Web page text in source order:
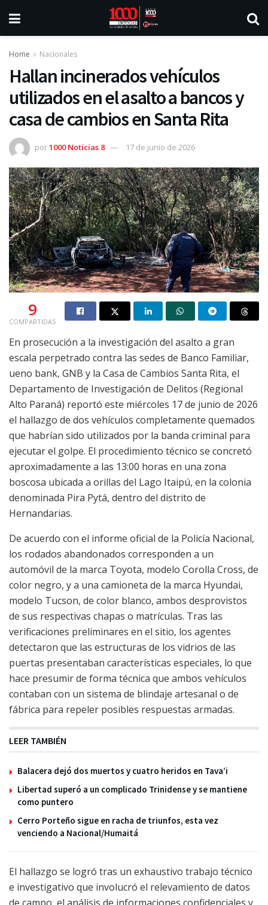
Home Nacionales
Hallan incinerados vehículos
utilizados en el asalto a bancos y
casa de cambios en Santa Rita
por1000 Noticias 8 17 de junio de 2026
9
COMPARTIDAS
En prosecución a la investigación del asalto a gran
escala perpetrado contra las sedes de Banco Familiar,
ueno bank, GNB y la Casa de Cambios Santa Rita, el
Departamento de Investigación de Delitos (Regional
Alto Paraná) reportó este miércoles 17 de junio de 2026
el hallazgo de dos vehículos completamente quemados
que habrían sido utilizados por la banda criminal para
ejecutar el golpe. El procedimiento técnico se concretó
aproximadamente a las 13:00 horas en una zona
boscosa ubicada a orillas del Lago Itaipú, en la colonia
denominada Pira Pytá, dentro del distrito de
Hernandarias.
De acuerdo con el informe oficial de la Policía Nacional,
los rodados abandonados corresponden a un
automóvil de la marca Toyota, modelo Corolla Cross, de
color negro, y a una camioneta de la marca Hyundai,
modelo Tucson, de color blanco, ambos desprovistos
de sus respectivas chapas o matrículas. Tras las
verificaciones preliminares en el sitio, los agentes
detectaron que las estructuras de los vidrios de las
puertas presentaban características especiales, lo que
hace presumir de forma técnica que ambos vehículos
contaban con un sistema de blindaje artesanal o de
fábrica para repeler posibles respuestas armadas.
LEER TAMBIÉN
Balacera dejó dos muertos y cuatro heridos en Tava’i
Libertad superó a un complicado Trinidense y se mantiene
como puntero
Cerro Porteño sigue en racha de triunfos, esta vez
venciendo a Nacional/Humaitá
El hallazgo se logró tras un exhaustivo trabajo técnico
e investigativo que involucró el relevamiento de datos